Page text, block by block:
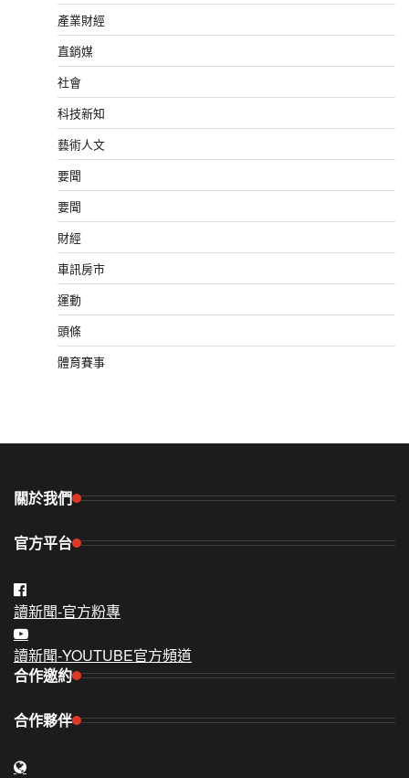
產業財經
直銷媒
社會
科技新知
藝術人文
要聞
要聞
財經
車訊房市
運動
頭條
體育賽事
關於我們
官方平台
讀新聞-官方粉專
讀新聞-YOUTUBE官方頻道
合作邀約
合作夥伴